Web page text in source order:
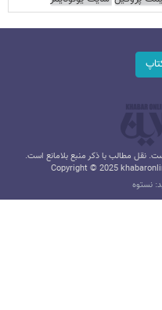
نقل مطالب با ذکر منبع بلامانع است.
Copyright © 2025
نستوه